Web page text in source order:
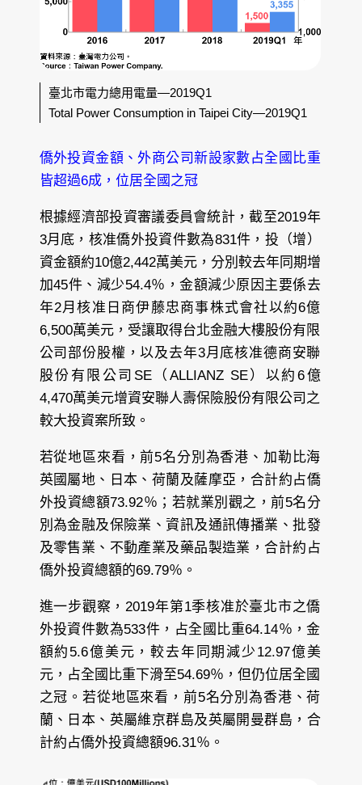
臺北市電力總用電量—2019Q1
Total Power Consumption in Taipei City—2019Q1
僑外投資金額、外商公司新設家數占全國比重
皆超過6成，位居全國之冠
根據經濟部投資審議委員會統計，截至2019年
3月底，核准僑外投資件數為831件，投（增）
資金額約10億2,442萬美元，分別較去年同期增
加45件、減少54.4％，金額減少原因主要係去
年2月核准日商伊藤忠商事株式會社以約6億
6,500萬美元，受讓取得台北金融大樓股份有限
公司部份股權，以及去年3月底核准德商安聯
股份有限公司SE（ALLIANZ SE）以約6億
4,470萬美元增資安聯人壽保險股份有限公司之
較大投資案所致。
若從地區來看，前5名分別為香港、加勒比海
英國屬地、日本、荷蘭及薩摩亞，合計約占僑
外投資總額73.92％；若就業別觀之，前5名分
別為金融及保險業、資訊及通訊傳播業、批發
及零售業、不動產業及藥品製造業，合計約占
僑外投資總額的69.79％。
進一步觀察，2019年第1季核准於臺北市之僑
外投資件數為533件，占全國比重64.14％，金
額約5.6億美元，較去年同期減少12.97億美
元，占全國比重下滑至54.69％，但仍位居全國
之冠。若從地區來看，前5名分別為香港、荷
蘭、日本、英屬維京群島及英屬開曼群島，合
計約占僑外投資總額96.31％。